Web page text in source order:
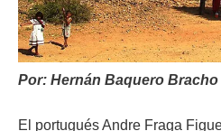
Por: Hernán Baquero Bracho
El portugués Andre Fraga